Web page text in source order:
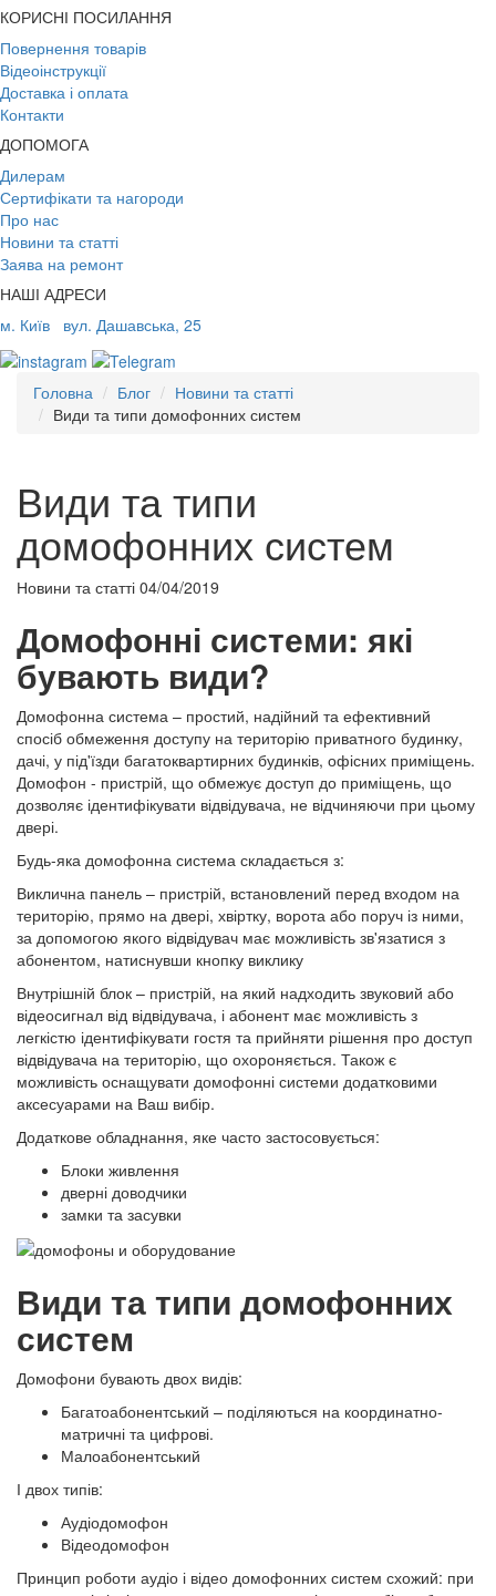
КОРИСНІ ПОСИЛАННЯ
Повернення товарів
Відеоінструкції
Доставка і оплата
Контакти
ДОПОМОГА
Дилерам
Сертифікати та нагороди
Про нас
Новини та статті
Заява на ремонт
НАШІ АДРЕСИ
м. Київ
вул. Дашавська, 25
Головна Блог
Новини та статті
Види та типи домофонних систем
Види та типи
домофонних систем
Новини та статті 04/04/2019
Домофонні системи: які
бувають види?
Домофонна система – простий, надійний та ефективний
спосіб обмеження доступу на територію приватного будинку,
дачі, у під'їзди багатоквартирних будинків, офісних приміщень.
Домофон - пристрій, що обмежує доступ до приміщень, що
дозволяє ідентифікувати відвідувача, не відчиняючи при цьому
двері.
Будь-яка домофонна система складається з:
Виклична панель – пристрій, встановлений перед входом на
територію, прямо на двері, хвіртку, ворота або поруч із ними,
за допомогою якого відвідувач має можливість зв'язатися з
абонентом, натиснувши кнопку виклику
Внутрішній блок – пристрій, на який надходить звуковий або
відеосигнал від відвідувача, і абонент має можливість з
легкістю ідентифікувати гостя та прийняти рішення про доступ
відвідувача на територію, що охороняється. Також є
можливість оснащувати домофонні системи додатковими
аксесуарами на Ваш вибір.
Додаткове обладнання, яке часто застосовується:
Блоки живлення
дверні доводчики
замки та засувки
Види та типи домофонних
систем
Домофони бувають двох видів:
Багатоабонентський – поділяються на координатно-
матричні та цифрові.
Малоабонентський
І двох типів:
Аудіодомофон
Відеодомофон
Принцип роботи аудіо і відео домофонних систем схожий: при